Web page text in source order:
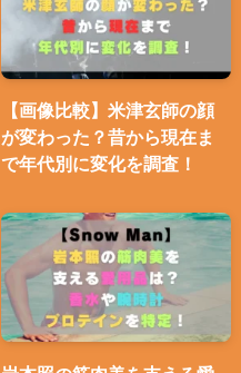
【画像比較】米津玄師の顔
が変わった？昔から現在ま
で年代別に変化を調査！